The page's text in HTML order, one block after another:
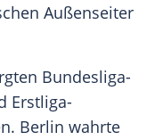
Außenseiter
Bundesliga-
Erstliga-
Berlin wahrte